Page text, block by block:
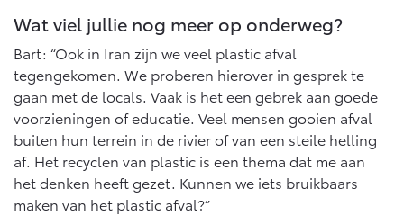
Wat viel jullie nog meer op onderweg?
Bart: “Ook in Iran zijn we veel plastic afval
tegengekomen. We proberen hierover in gesprek te
gaan met de locals. Vaak is het een gebrek aan goede
voorzieningen of educatie. Veel mensen gooien afval
buiten hun terrein in de rivier of van een steile helling
af. Het recyclen van plastic is een thema dat me aan
het denken heeft gezet. Kunnen we iets bruikbaars
maken van het plastic afval?”